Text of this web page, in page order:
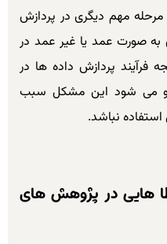
مرحله مهم دیگری در پردازش
صورت عمد یا غیر عمد در
فرآیند پردازش داده ها در
می شود این مشکل سبب
نباشد.
هایی در پژوهش های